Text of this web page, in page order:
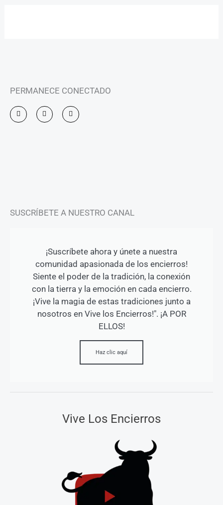
PERMANECE CONECTADO
I
n
s
F
a
c
Y
o
u
SUSCRÍBETE A NUESTRO CANAL
¡Suscríbete ahora y únete a nuestra
comunidad apasionada de los encierros!
Siente el poder de la tradición, la conexión
con la tierra y la emoción en cada encierro.
¡Vive la magia de estas tradiciones junto a
nosotros en Vive los Encierros!". ¡A POR
ELLOS!
Haz clic aquí
Vive Los Encierros